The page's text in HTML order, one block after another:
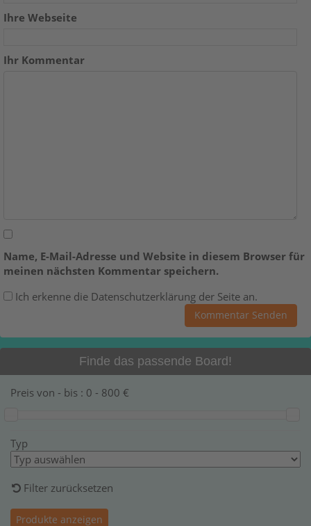
Ihre Webseite
Ihr Kommentar
Name, E-Mail-Adresse und Website in diesem Browser für
meinen nächsten Kommentar speichern.
Ich erkenne die Datenschutzerklärung der Seite an.
Finde das passende Board!
Preis von - bis : 0 - 800 €
Typ
Filter zurücksetzen